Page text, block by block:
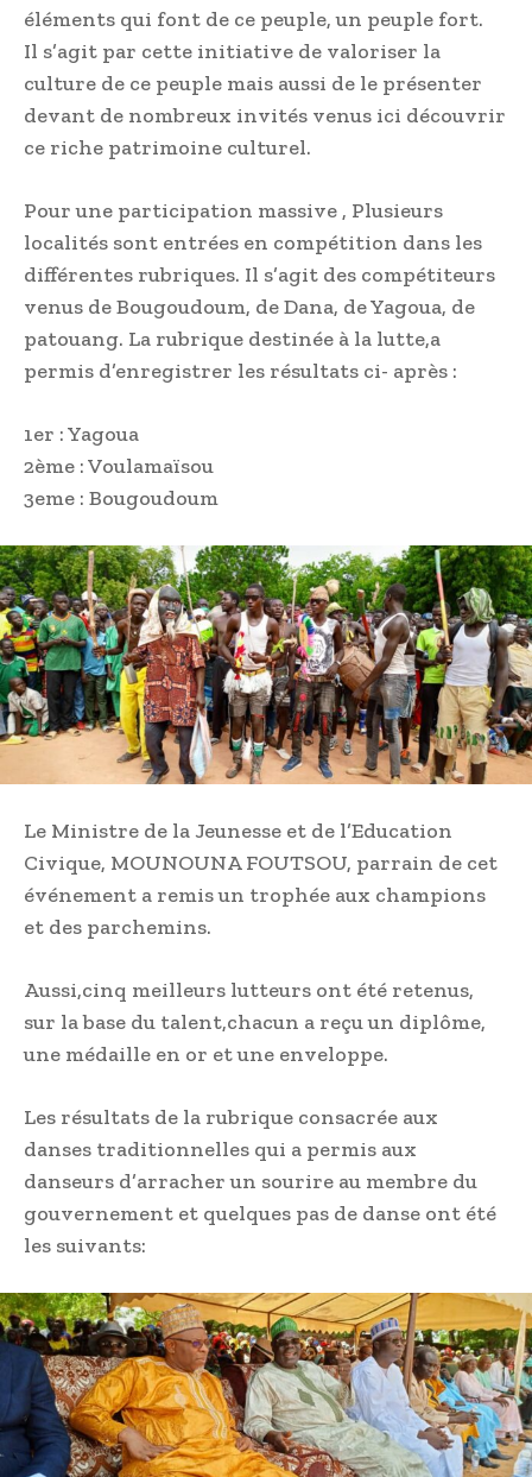
éléments qui font de ce peuple, un peuple fort.
Il s’agit par cette initiative de valoriser la
culture de ce peuple mais aussi de le présenter
devant de nombreux invités venus ici découvrir
ce riche patrimoine culturel.
Pour une participation massive , Plusieurs
localités sont entrées en compétition dans les
différentes rubriques. Il s’agit des compétiteurs
venus de Bougoudoum, de Dana, de Yagoua, de
patouang. La rubrique destinée à la lutte,a
permis d’enregistrer les résultats ci- après :
1er : Yagoua
2ème : Voulamaïsou
3eme : Bougoudoum
Le Ministre de la Jeunesse et de l’Education
Civique, MOUNOUNA FOUTSOU, parrain de cet
événement a remis un trophée aux champions
et des parchemins.
Aussi,cinq meilleurs lutteurs ont été retenus,
sur la base du talent,chacun a reçu un diplôme,
une médaille en or et une enveloppe.
Les résultats de la rubrique consacrée aux
danses traditionnelles qui a permis aux
danseurs d’arracher un sourire au membre du
gouvernement et quelques pas de danse ont été
les suivants: